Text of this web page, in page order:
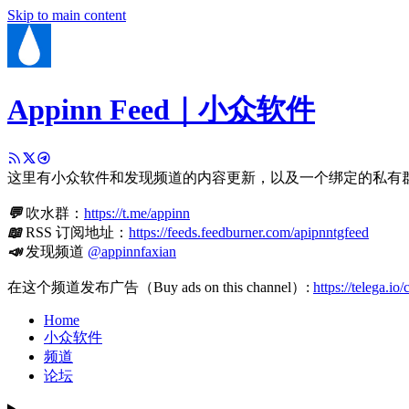
Skip to main content
Appinn Feed｜小众软件
这里有小众软件和发现频道的内容更新，以及一个绑定的私有
💬吹水群： https://t.me/appinn
📖RSS 订阅地址： https://feeds.feedburner.com/apipnntgfeed
📣发现频道 @appinnfaxian
在这个频道发布广告（Buy ads on this channel）: https://telega.io/
Home
小众软件
频道
论坛